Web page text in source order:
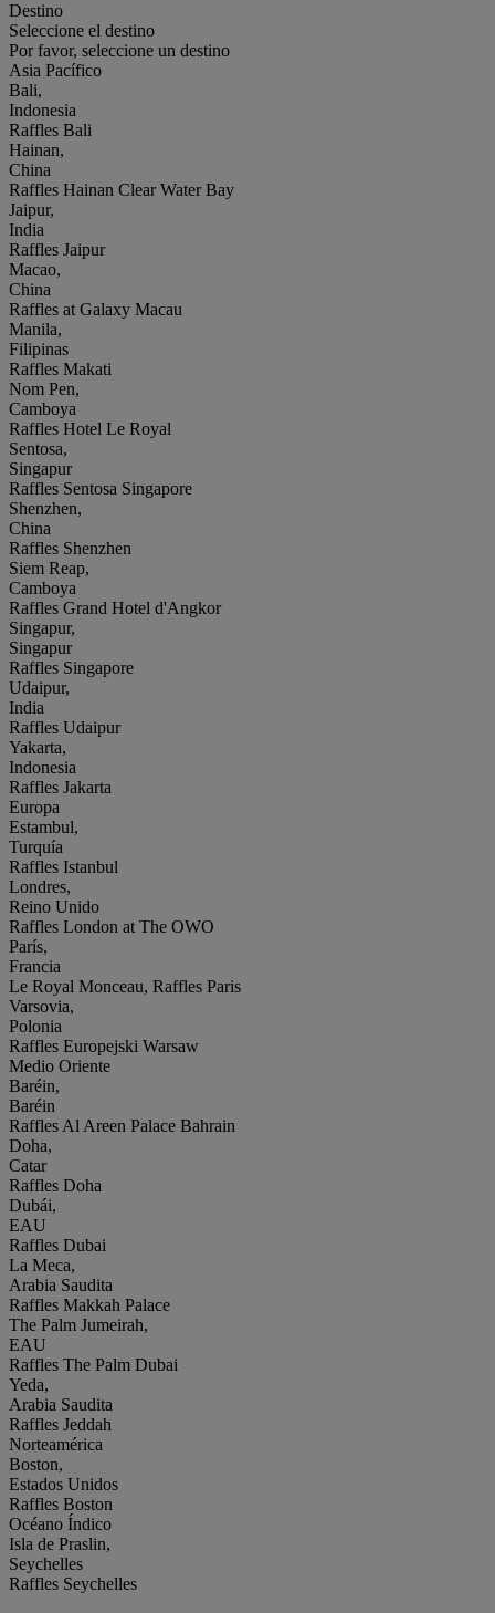
Destino
Seleccione el destino
Por favor, seleccione un destino
Asia Pacífico
Bali,
Indonesia
Raffles Bali
Hainan,
China
Raffles Hainan Clear Water Bay
Jaipur,
India
Raffles Jaipur
Macao,
China
Raffles at Galaxy Macau
Manila,
Filipinas
Raffles Makati
Nom Pen,
Camboya
Raffles Hotel Le Royal
Sentosa,
Singapur
Raffles Sentosa Singapore
Shenzhen,
China
Raffles Shenzhen
Siem Reap,
Camboya
Raffles Grand Hotel d'Angkor
Singapur,
Singapur
Raffles Singapore
Udaipur,
India
Raffles Udaipur
Yakarta,
Indonesia
Raffles Jakarta
Europa
Estambul,
Turquía
Raffles Istanbul
Londres,
Reino Unido
Raffles London at The OWO
París,
Francia
Le Royal Monceau, Raffles Paris
Varsovia,
Polonia
Raffles Europejski Warsaw
Medio Oriente
Baréin,
Baréin
Raffles Al Areen Palace Bahrain
Doha,
Catar
Raffles Doha
Dubái,
EAU
Raffles Dubai
La Meca,
Arabia Saudita
Raffles Makkah Palace
The Palm Jumeirah,
EAU
Raffles The Palm Dubai
Yeda,
Arabia Saudita
Raffles Jeddah
Norteamérica
Boston,
Estados Unidos
Raffles Boston
Océano Índico
Isla de Praslin,
Seychelles
Raffles Seychelles